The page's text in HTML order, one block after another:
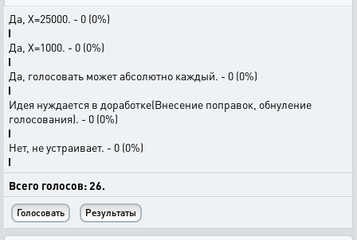
Да, Х=25000. - 0 (0%)
Да, Х=1000. - 0 (0%)
Да, голосовать может абсолютно каждый. - 0 (0%)
Идея нуждается в доработке(Внесение поправок, обнуление
голосования). - 0 (0%)
Нет, не устраивает. - 0 (0%)
Всего голосов: 26.